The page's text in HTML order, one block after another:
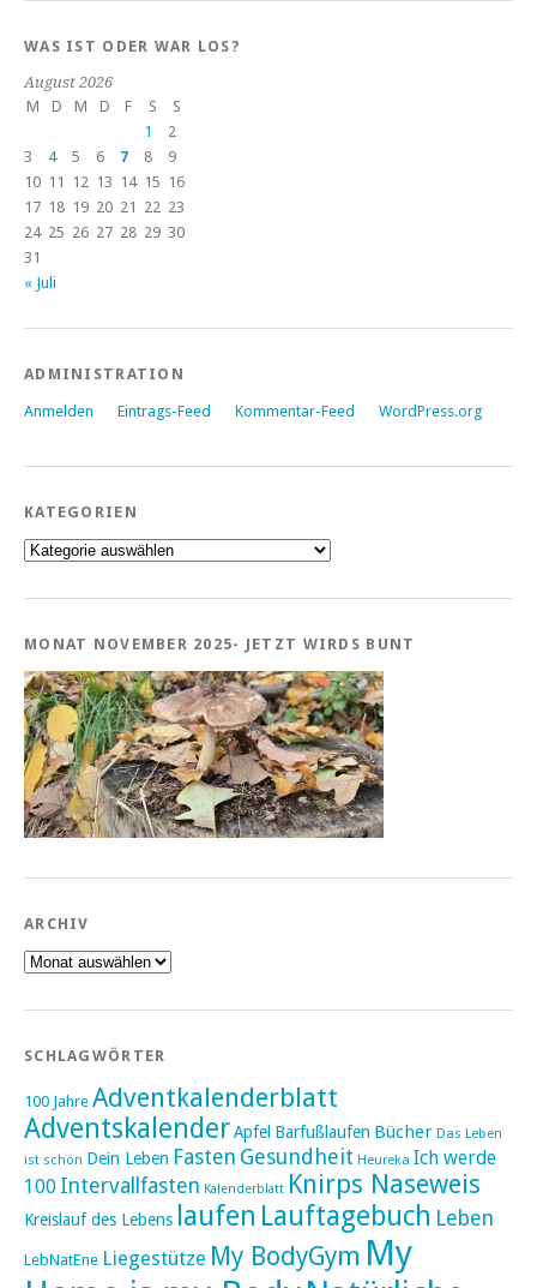
WAS IST ODER WAR LOS?
August 2026
M
D M D F S
S
1
2
3
4 5 6 7 8
9
10 11 12 13 14 15 16
17 18 19 20 21 22 23
24 25 26 27 28 29 30
31
« Juli
ADMINISTRATION
Anmelden Eintrags-Feed Kommentar-Feed WordPress.org
KATEGORIEN
Kategorien
MONAT NOVEMBER 2025- JETZT WIRDS BUNT
ARCHIV
Archiv
SCHLAGWÖRTER
100 Jahre Adventkalenderblatt
AdventskalenderApfel Barfußlaufen Bücher Das Leben
ist schön Dein Leben Fasten Gesundheit Heureka Ich werde
100 Intervallfasten Kalenderblatt Knirps Naseweis
Kreislauf des Lebens laufen Lauftagebuch Leben
LebNatEne Liegestütze My BodyGym My